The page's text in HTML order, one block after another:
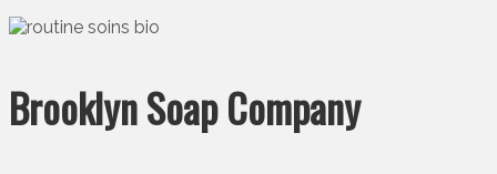
Brooklyn Soap Company